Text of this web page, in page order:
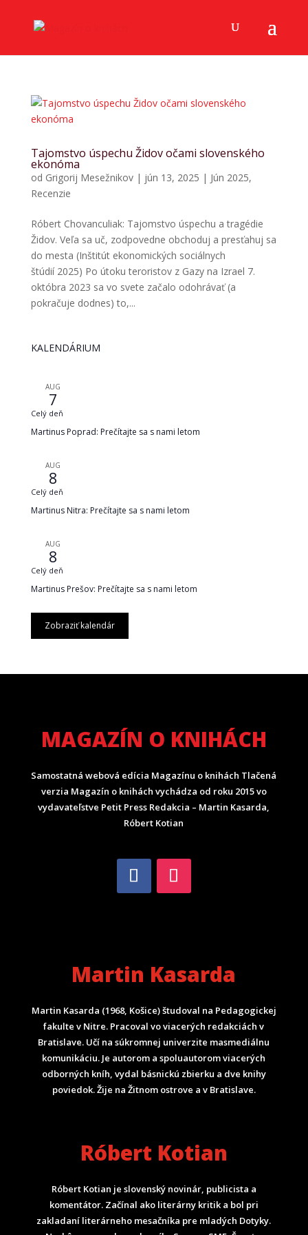
Tajomstvo úspechu Židov očami slovenského
ekonóma
od Grigorij Mesežnikov| jún 13, 2025 | Jún 2025,
Recenzie
Róbert Chovanculiak: Tajomstvo úspechu a tragédie
Židov. Veľa sa uč, zodpovedne obchoduj a presťahuj sa
do mesta (Inštitút ekonomických sociálnych
štúdií 2025) Po útoku teroristov z Gazy na Izrael 7.
októbra 2023 sa vo svete začalo odohrávať (a
pokračuje dodnes) to,...
KALENDÁRIUM
AUG
7
Celý deň
Martinus Poprad: Prečítajte sa s nami letom
AUG
8
Celý deň
Martinus Nitra: Prečítajte sa s nami letom
AUG
8
Celý deň
Martinus Prešov: Prečítajte sa s nami letom
Zobraziť kalendár
MAGAZÍN O KNIHÁCH
Samostatná webová edícia Magazínu o knihách Tlačená
verzia Magazín o knihách vychádza od roku 2015 vo
vydavateľstve Petit Press Redakcia – Martin Kasarda,
Róbert Kotian
Martin Kasarda
Martin Kasarda (1968, Košice) študoval na Pedagogickej
fakulte v Nitre. Pracoval vo viacerých redakciách v
Bratislave. Učí na súkromnej univerzite masmediálnu
komunikáciu. Je autorom a spoluautorom viacerých
odborných kníh, vydal básnickú zbierku a dve knihy
poviedok. Žije na Žitnom ostrove a v Bratislave.
Róbert Kotian
Róbert Kotian je slovenský novinár, publicista a
komentátor. Začínal ako literárny kritik a bol pri
zakladaní literárneho mesačníka pre mladých Dotyky.